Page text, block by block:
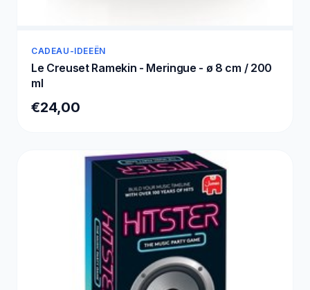
CADEAU-IDEEËN
Le Creuset Ramekin - Meringue - ø 8 cm / 200
ml
€24,00